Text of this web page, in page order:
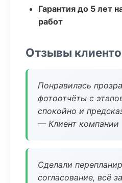
Гарантия до 5 лет
работ
Отзывы
Понравилась
фотоотчёты с
спокойно и
— Клиент компании
Сделали
согласование, всё